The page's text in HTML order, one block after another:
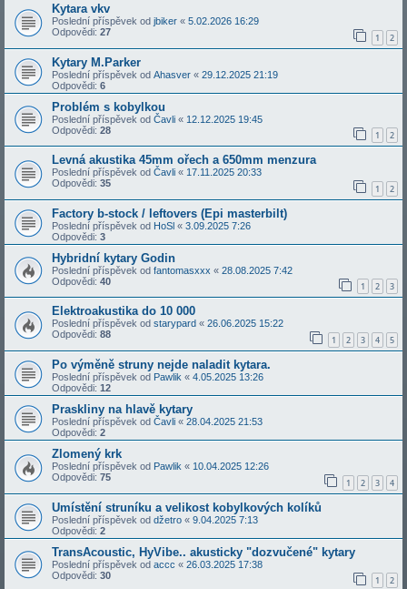
Kytara vkv
Poslední příspěvek od jbiker « 5.02.2026 16:29
Odpovědi: 27 1 2
Kytary M.Parker
Poslední příspěvek od Ahasver « 29.12.2025 21:19
Odpovědi: 6
Problém s kobylkou
Poslední příspěvek od Čavli « 12.12.2025 19:45
Odpovědi: 28 1 2
Levná akustika 45mm ořech a 650mm menzura
Poslední příspěvek od Čavli « 17.11.2025 20:33
Odpovědi: 35 1 2
Factory b-stock / leftovers (Epi masterbilt)
Poslední příspěvek od HoSl « 3.09.2025 7:26
Odpovědi: 3
Hybridní kytary Godin
Poslední příspěvek od fantomasxxx « 28.08.2025 7:42
Odpovědi: 40 1 2 3
Elektroakustika do 10 000
Poslední příspěvek od starypard « 26.06.2025 15:22
Odpovědi: 88 1 2 3 4 5
Po výměně struny nejde naladit kytara.
Poslední příspěvek od Pawlik « 4.05.2025 13:26
Odpovědi: 12
Praskliny na hlavě kytary
Poslední příspěvek od Čavli « 28.04.2025 21:53
Odpovědi: 2
Zlomený krk
Poslední příspěvek od Pawlik « 10.04.2025 12:26
Odpovědi: 75 1 2 3 4
Umístění struníku a velikost kobylkových kolíků
Poslední příspěvek od džetro « 9.04.2025 7:13
Odpovědi: 2
TransAcoustic, HyVibe.. akusticky "dozvučené" kytary
Poslední příspěvek od accc « 26.03.2025 17:38
Odpovědi: 30 1 2